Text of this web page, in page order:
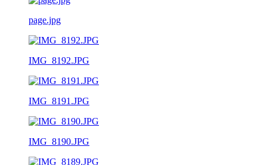
page.jpg
IMG_8192.JPG
IMG_8191.JPG
IMG_8190.JPG